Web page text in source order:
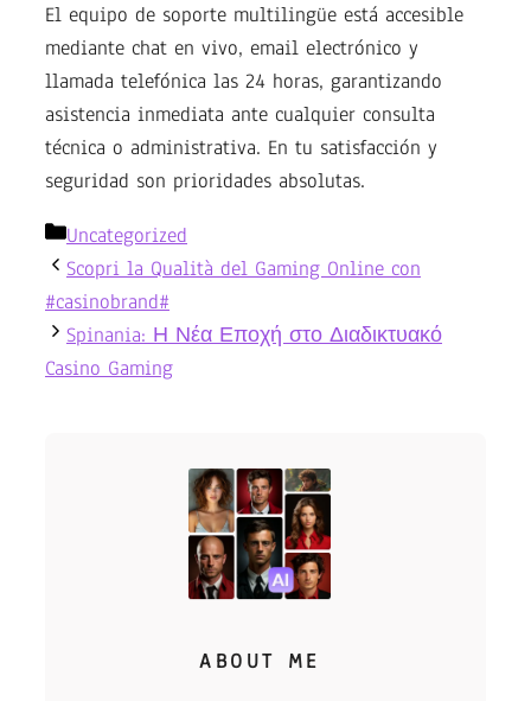
El equipo de soporte multilingüe está accesible
mediante chat en vivo, email electrónico y
llamada telefónica las 24 horas, garantizando
asistencia inmediata ante cualquier consulta
técnica o administrativa. En tu satisfacción y
seguridad son prioridades absolutas.
Categories
Uncategorized
Scopri la Qualità del Gaming Online con
#casinobrand#
Spinania: Η Νέα Εποχή στο Διαδικτυακό
Casino Gaming
ABOUT ME